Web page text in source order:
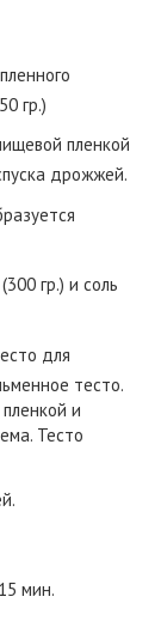
гр.)
пленкой
дрожжей.
гр.) и соль
для
тесто.
и
Тесто
мин.